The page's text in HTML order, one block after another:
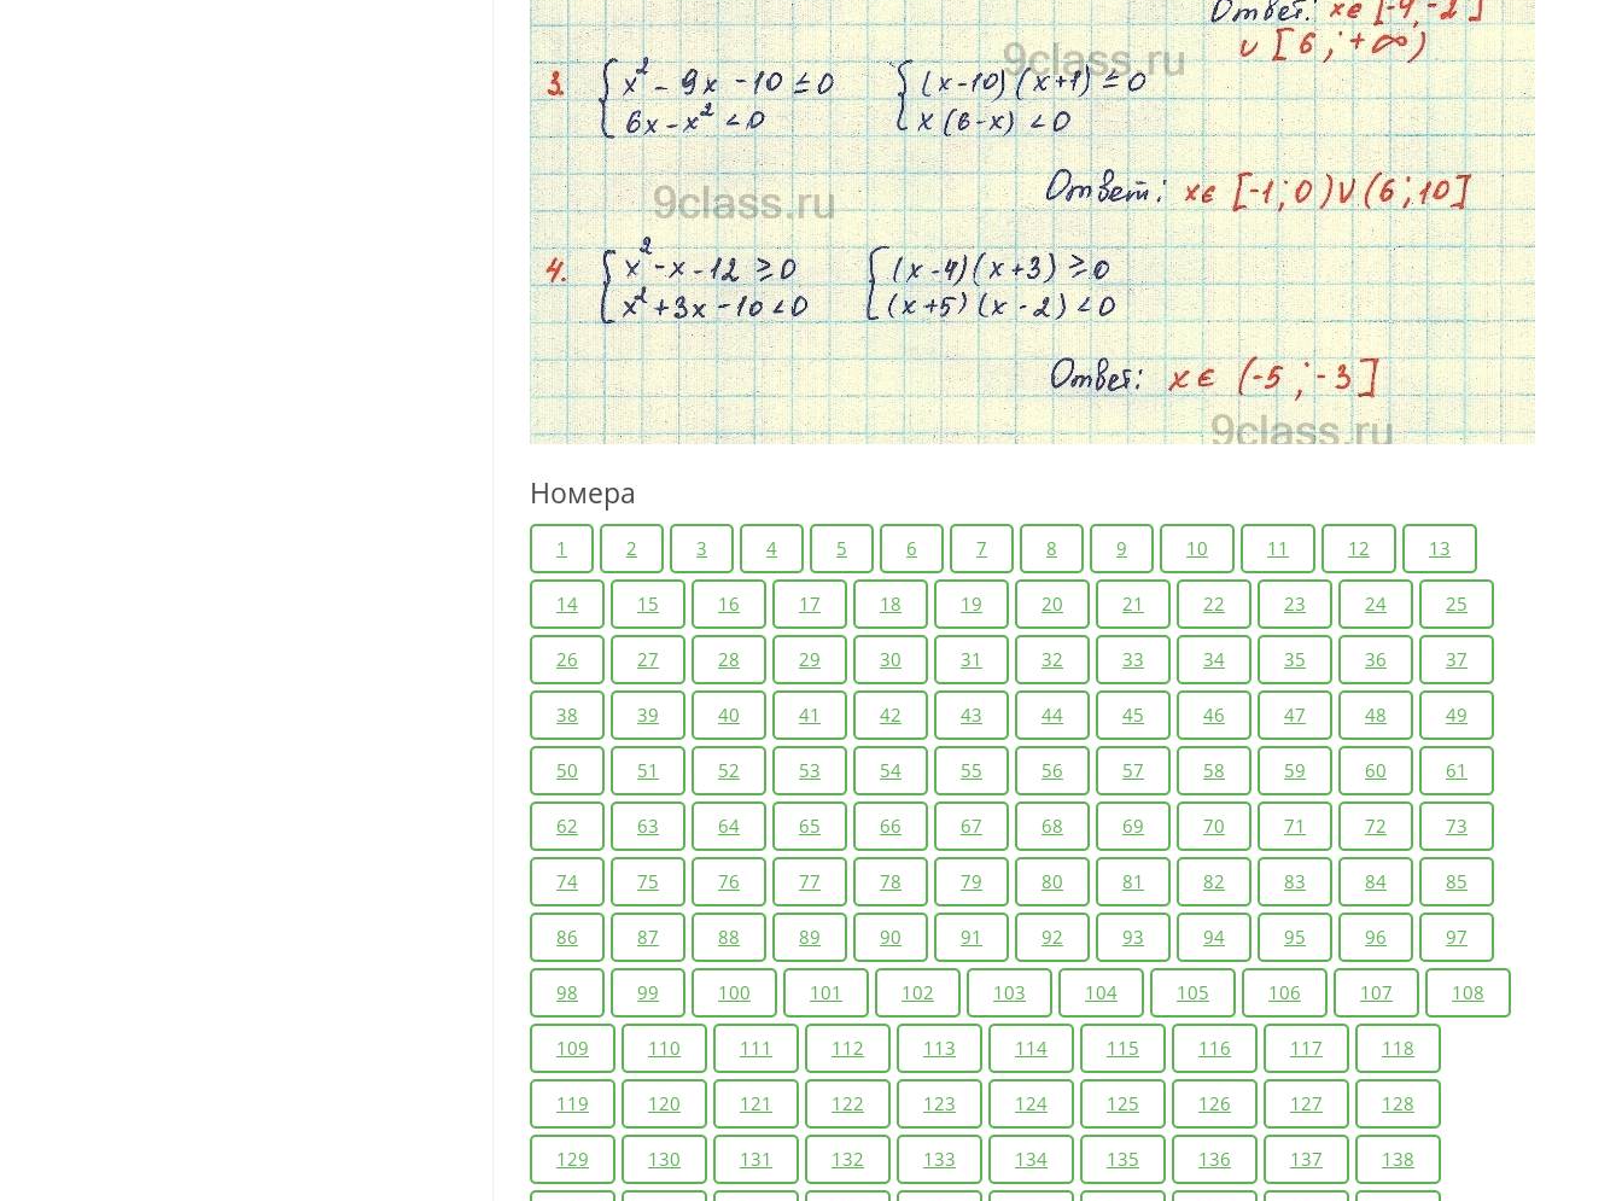
Номера
1 2 3 4 5 6 7 8 9 10 11 12 13
14 15 16 17 18 19 20 21 22 23 24 25
26 27 28 29 30 31 32 33 34 35 36 37
38 39 40 41 42 43 44 45 46 47 48 49
50 51 52 53 54 55 56 57 58 59 60 61
62 63 64 65 66 67 68 69 70 71 72 73
74 75 76 77 78 79 80 81 82 83 84 85
86 87 88 89 90 91 92 93 94 95 96 97
98 99 100 101 102 103 104 105 106 107 108
109 110 111 112 113 114 115 116 117 118
119 120 121 122 123 124 125 126 127 128
129 130 131 132 133 134 135 136 137 138